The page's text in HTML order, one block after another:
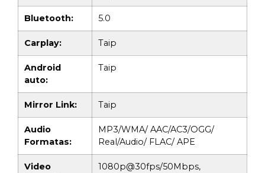
Bluetooth: 5.0
Carplay: Taip
Android
auto:
Taip
Mirror Link: Taip
Audio
Formatas:
MP3/WMA/ AAC/AC3/OGG/
Real/Audio/ FLAC/ APE
Video
1080p@30fps/50Mbps,